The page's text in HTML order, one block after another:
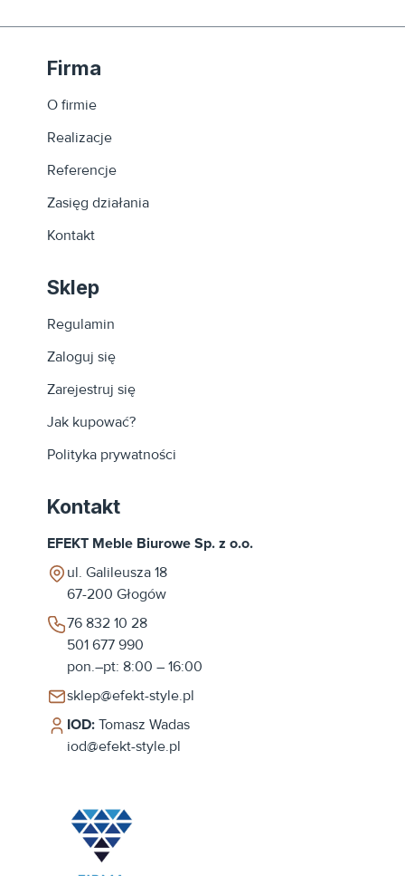
Uzupełnieniem kolekcji są szafy i regały biurowe, które
zastosowaniem najwyższej jakości okuć, takich jak np.
Firma
O firmie
Realizacje
Referencje
Zasięg działania
Kontakt
Sklep
Regulamin
Zaloguj się
Zarejestruj się
Jak kupować?
Polityka prywatności
Kontakt
EFEKT Meble Biurowe Sp. z o.o.
ul. Galileusza 18
67-200 Głogów
76 832 10 28
501 677 990
pon.–pt: 8:00 – 16:00
sklep@efekt-style.pl
IOD: Tomasz Wadas
iod@efekt-style.pl